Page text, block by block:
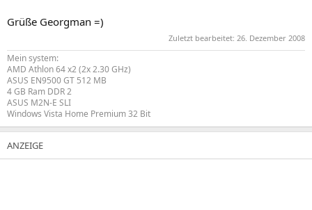
Grüße Georgman =)
Zuletzt bearbeitet: 26. Dezember 2008
Mein system:
AMD Athlon 64 x2 (2x 2.30 GHz)
ASUS EN9500 GT 512 MB
4 GB Ram DDR 2
ASUS M2N-E SLI
Windows Vista Home Premium 32 Bit